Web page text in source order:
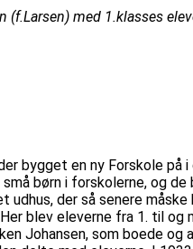
med 1.klasses
bygget en ny Forskole
børn i forskolerne, og de
udhus, der så senere
blev eleverne fra 1. til
Johansen, som boede og